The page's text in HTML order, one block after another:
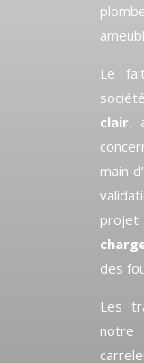
Le
clair,
main
des
Les